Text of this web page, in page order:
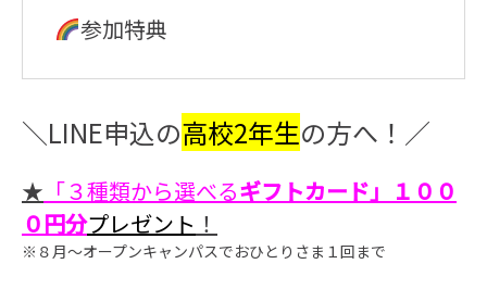
参加特典
＼LINE申込の高校2年生の方へ！／
★ 「３種類から選べるギフトカード」１００
０円分プレゼント ！
※８月～オープンキャンパスでおひとりさま１回まで